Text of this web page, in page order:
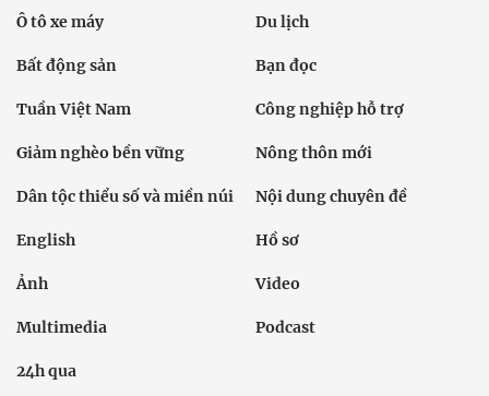
Ô tô xe máy Du lịch
Bất động sản Bạn đọc
Tuần Việt Nam Công nghiệp hỗ trợ
Giảm nghèo bền vững Nông thôn mới
Dân tộc thiểu số và miền núi Nội dung chuyên đề
English Hồ sơ
Ảnh Video
Multimedia Podcast
24h qua